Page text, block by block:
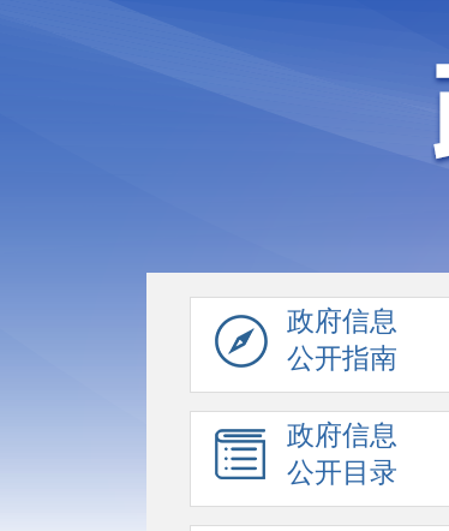
政府信息
公开指南
政府信息
公开目录